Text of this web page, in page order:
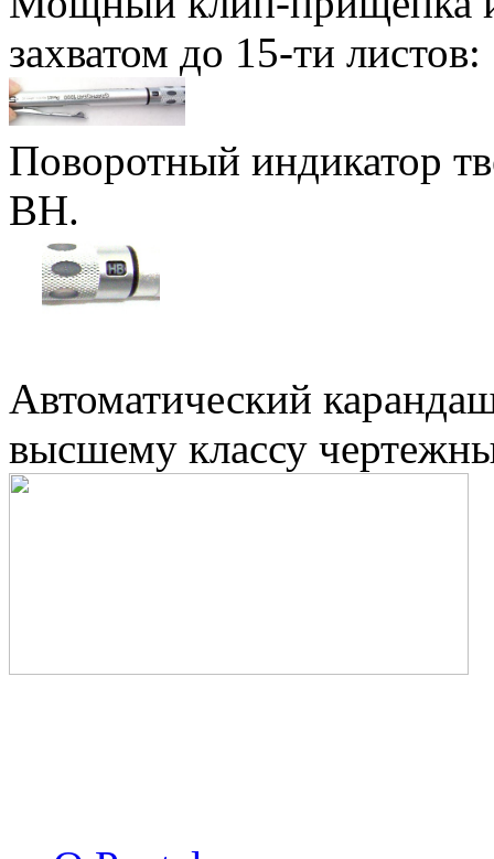
захватом до 15-ти листов:
Поворотный индикатор
ВН.
Автоматический
высшему классу